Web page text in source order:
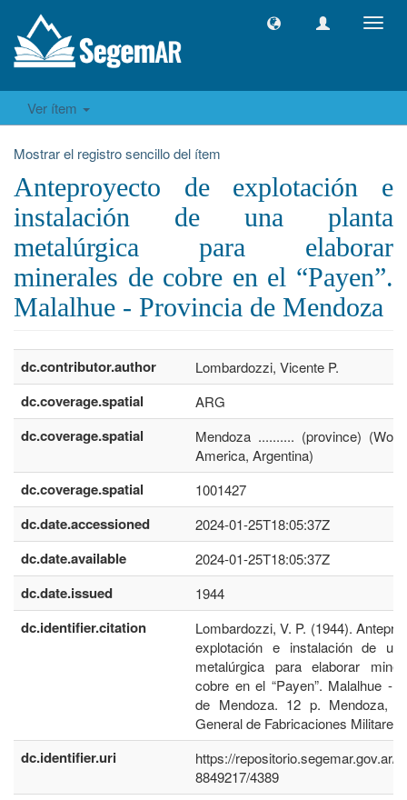
Ver ítem
Mostrar el registro sencillo del ítem
Anteproyecto de explotación e
instalación de una planta
metalúrgica para elaborar
minerales de cobre en el “Payen”.
Malalhue - Provincia de Mendoza
dc.contributor.author Lombardozzi, Vicente P.
dc.coverage.spatial ARG
dc.coverage.spatial
Mendoza .......... (province)
America, Argentina)
dc.coverage.spatial 1001427
dc.date.accessioned 2024-01-25T18:05:37Z
dc.date.available 2024-01-25T18:05:37Z
dc.date.issued 1944
dc.identifier.citation
Lombardozzi, V. P. (1944).
explotación e instalación de
metalúrgica para elaborar
cobre en el “Payen”. Malalhue -
de Mendoza. 12 p. Mendoza,
General de Fabricaciones Militares.
dc.identifier.uri
https://repositorio.segemar.gov.ar/
8849217/4389